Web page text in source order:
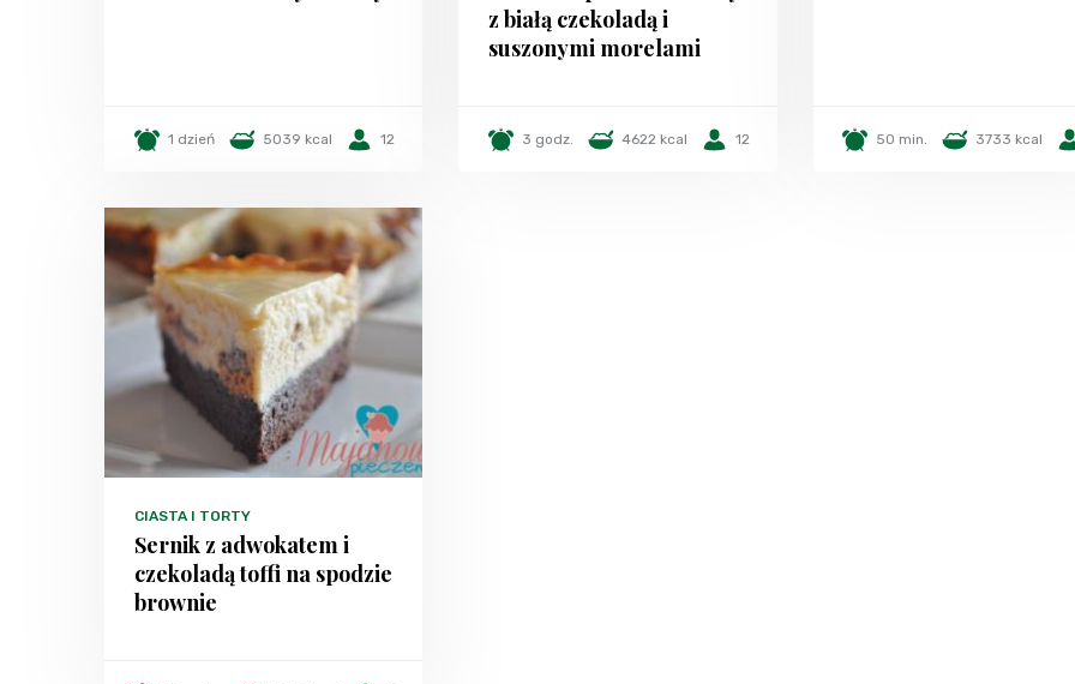
1 dzień 5039 kcal 12
z białą czekoladą i
suszonymi morelami
3 godz. 4622 kcal 12 50 min. 3733 kcal
CIASTA I TORTY
Sernik z adwokatem i
czekoladą toffi na spodzie
brownie